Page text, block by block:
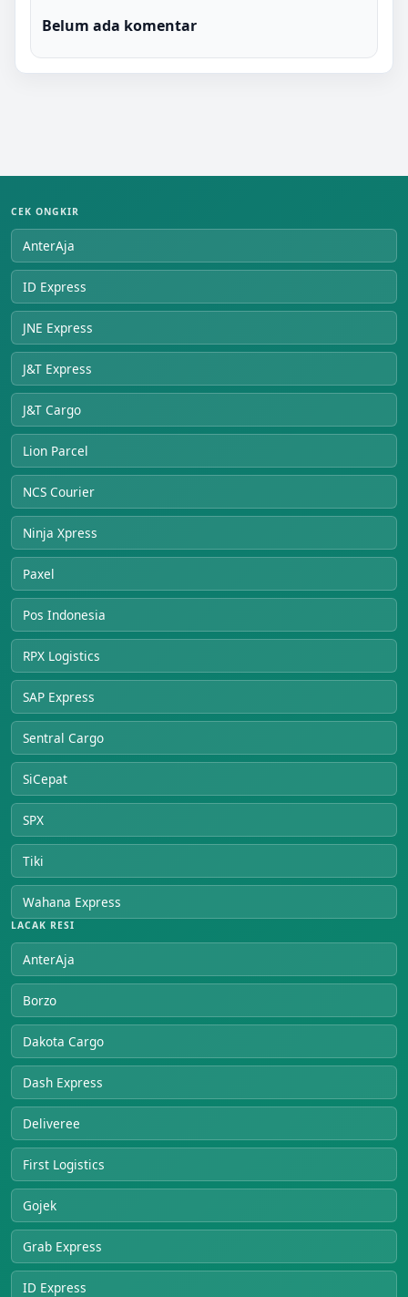
Belum ada komentar
CEK ONGKIR
AnterAja
ID Express
JNE Express
J&T Express
J&T Cargo
Lion Parcel
NCS Courier
Ninja Xpress
Paxel
Pos Indonesia
RPX Logistics
SAP Express
Sentral Cargo
SiCepat
SPX
Tiki
Wahana Express
LACAK RESI
AnterAja
Borzo
Dakota Cargo
Dash Express
Deliveree
First Logistics
Gojek
Grab Express
ID Express